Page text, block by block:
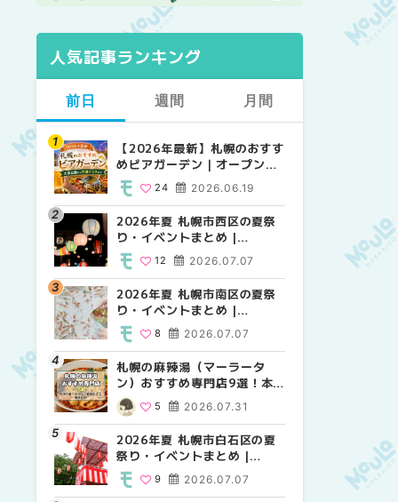
人気記事ランキング
前日
【2026年最新】札幌のおすす
めビアガーデン｜オープン日
順に徹底紹介！大通公園から
穴場テラスまで | MouLa
HOKKAIDO
2026.06.19
24
2026年夏 札幌市西区の夏祭
り・イベントまとめ |
MouLa HOKKAIDO
2026.07.07
12
2026年夏 札幌市南区の夏祭
り・イベントまとめ |
MouLa HOKKAIDO
2026.07.07
8
札幌の麻辣湯（マーラータ
ン）おすすめ専門店9選！本
場の量り売りから最新店まで
徹底比較 | MouLa
HOKKAIDO
2026.07.31
5
2026年夏 札幌市白石区の夏
祭り・イベントまとめ |
MouLa HOKKAIDO
2026.07.07
9
週間
【2026年最新】札幌のおすす
めビアガーデン｜オープン日
穴場テラスまで | MouLa
HOKKAIDO
24
2026年夏 札幌市西区の夏祭
り・イベントまとめ |
12
2026年夏 札幌市北区の夏祭
り・イベントまとめ |
9
2026年夏 札幌市手稲区の夏
祭り・イベントまとめ |
10
2026年夏 札幌市白石区の夏
祭り・イベントまとめ |
9
月間
【2026年最新】札幌のおすす
めビアガーデン｜オープン日
穴場テラスまで | MouLa
HOKKAIDO
24
2026年夏 札幌市北区の夏祭
り・イベントまとめ |
9
2026年夏 札幌市西区の夏祭
り・イベントまとめ |
12
2026年夏 札幌市白石区の夏
祭り・イベントまとめ |
9
2026年夏 札幌市手稲区の夏
祭り・イベントまとめ |
10